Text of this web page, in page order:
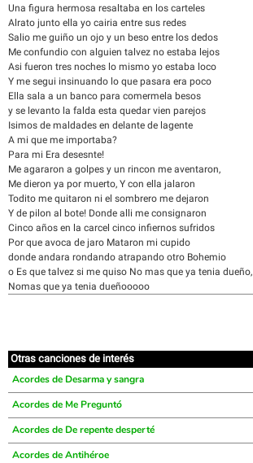
Una figura hermosa resaltaba en los carteles
Alrato junto ella yo cairia entre sus redes
Salio me guiño un ojo y un beso entre los dedos
Me confundio con alguien talvez no estaba lejos
Asi fueron tres noches lo mismo yo estaba loco
Y me segui insinuando lo que pasara era poco
Ella sala a un banco para comermela besos
y se levanto la falda esta quedar vien parejos
Isimos de maldades en delante de lagente
A mi que me importaba?
Para mi Era desesnte!
Me agararon a golpes y un rincon me aventaron,
Me dieron ya por muerto, Y con ella jalaron
Todito me quitaron ni el sombrero me dejaron
Y de pilon al bote! Donde alli me consignaron
Cinco años en la carcel cinco infiernos sufridos
Por que avoca de jaro Mataron mi cupido
donde andara rondando atrapando otro Bohemio
o Es que talvez si me quiso No mas que ya tenia dueño,
Nomas que ya tenia dueñooooo
Otras canciones de interés
Acordes de Desarma y sangra
Acordes de Me Preguntó
Acordes de De repente desperté
Acordes de Antihéroe